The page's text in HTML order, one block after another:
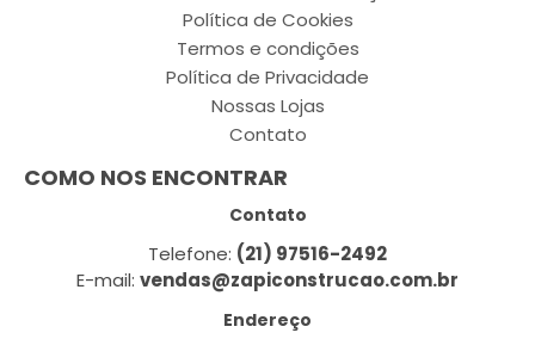
Política de Cookies
Termos e condições
Política de Privacidade
Nossas Lojas
Contato
COMO NOS ENCONTRAR
Contato
Telefone: (21) 97516-2492
E-mail: vendas@zapiconstrucao.com.br
Endereço